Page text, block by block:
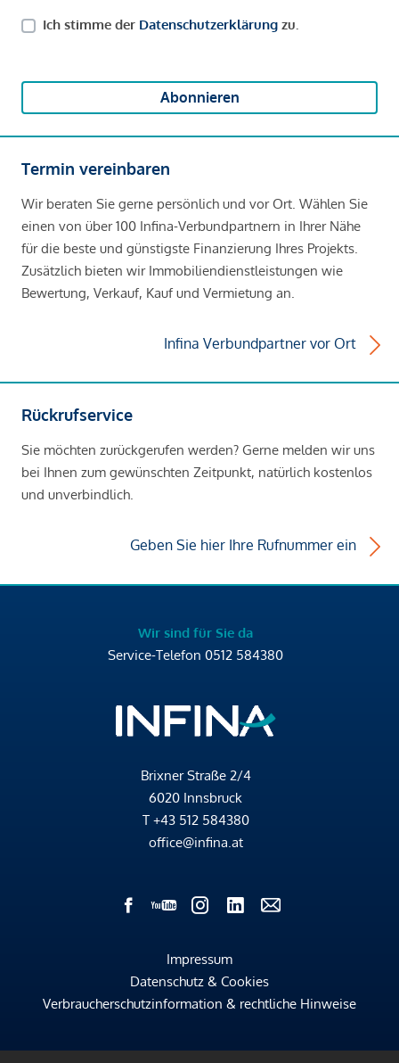
Ich stimme der Datenschutzerklärung zu.
Abonnieren
Termin vereinbaren
Wir beraten Sie gerne persönlich und vor Ort. Wählen Sie
einen von über 100 Infina-Verbundpartnern in Ihrer Nähe
für die beste und günstigste Finanzierung Ihres Projekts.
Zusätzlich bieten wir Immobiliendienstleistungen wie
Bewertung, Verkauf, Kauf und Vermietung an.
Infina Verbundpartner vor Ort
Rückrufservice
Sie möchten zurückgerufen werden? Gerne melden wir uns
bei Ihnen zum gewünschten Zeitpunkt, natürlich kostenlos
und unverbindlich.
Geben Sie hier Ihre Rufnummer ein
Wir sind für Sie da
Service-Telefon 0512 584380
Brixner Straße 2/4
6020 Innsbruck
T +43 512 584380
office@infina.at
Impressum
Datenschutz & Cookies
Verbraucherschutzinformation & rechtliche Hinweise